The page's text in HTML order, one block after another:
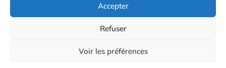
Accepter
Refuser
Voir les préférences
© 2026 Radio Calade